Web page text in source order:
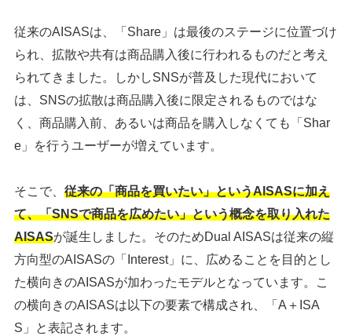
従来のAISASは、「Share」は最後のステージに位置づけ
られ、拡散や共有は商品購入後に行われるものだと考え
られてきました。しかしSNSが普及した現代において
は、SNSの拡散は商品購入後に限定されるものではな
く、商品購入前、あるいは商品を購入しなくても「Shar
e」を行うユーザーが増えています。
そこで、 従来の「商品を買いたい」というAISASに加え
て、「SNSで商品を広めたい」という概念を取り入れた
AISASが誕生しました。そのためDual AISASは従来の縦
方向型のAISASの「Interest」に、広めることを目的とし
た横向きのAISASが加わったモデルとなっています。こ
の横向きのAISASは以下の要素で構成され、「A＋ISA
S」と表記されます。